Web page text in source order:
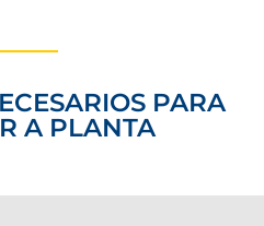
PARA
A PLANTA